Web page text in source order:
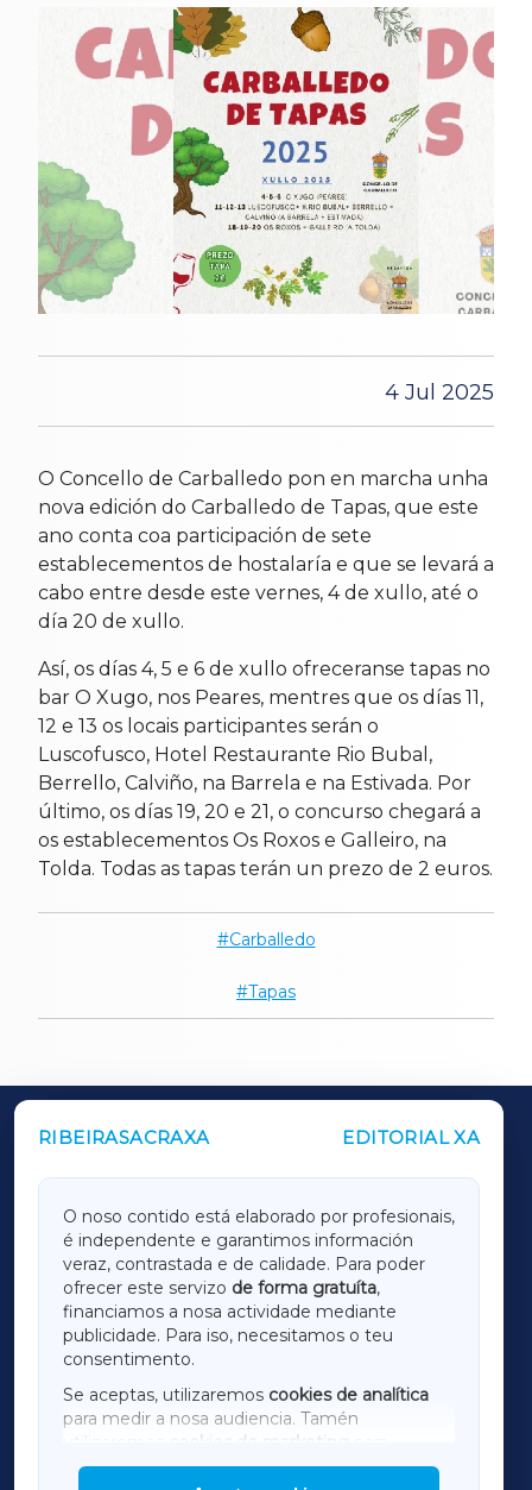
4 Jul 2025
O Concello de Carballedo pon en marcha unha
nova edición do Carballedo de Tapas, que este
ano conta coa participación de sete
establecementos de hostalaría e que se levará a
cabo entre desde este vernes, 4 de xullo, até o
día 20 de xullo.
Así, os días 4, 5 e 6 de xullo ofreceranse tapas no
bar O Xugo, nos Peares, mentres que os días 11,
12 e 13 os locais participantes serán o
Luscofusco, Hotel Restaurante Rio Bubal,
Berrello, Calviño, na Barrela e na Estivada. Por
último, os días 19, 20 e 21, o concurso chegará a
os establecementos Os Roxos e Galleiro, na
Tolda. Todas as tapas terán un prezo de 2 euros.
Carballedo
Tapas
RIBEIRASACRAXA EDITORIAL XA
O noso contido está elaborado por profesionais,
é independente e garantimos información
veraz, contrastada e de calidade. Para poder
ofrecer este servizo de forma gratuíta,
financiamos a nosa actividade mediante
publicidade. Para iso, necesitamos o teu
consentimento.
Se aceptas, utilizaremos cookies de analítica
para medir a nosa audiencia. Tamén
utilizaremos
cookies de marketing
mostrar publicidade de terceiros.
OUTROS PERIÓDICOS
LUGOXA
TERRACHAXA
AMARIÑAXA